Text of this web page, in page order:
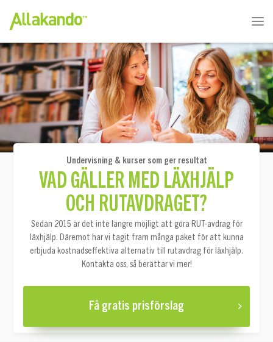
Undervisning & kurser som ger resultat
VAD GÄLLER MED LÄXHJÄLP
OCH RUTAVDRAGET?
Sedan 2015 är det inte längre möjligt att göra RUT-avdrag för
läxhjälp. Däremot har vi tagit fram många paket för att kunna
erbjuda kostnadseffektiva alternativ till rutavdrag för läxhjälp.
Kontakta oss, så berättar vi mer!
Få gratis prisförslag